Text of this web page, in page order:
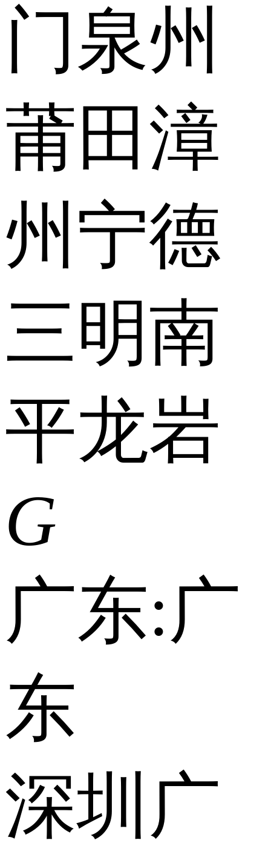
门泉州
莆田 漳
州 宁德
三明南
平龙岩
G
广东:广
东
深圳 广